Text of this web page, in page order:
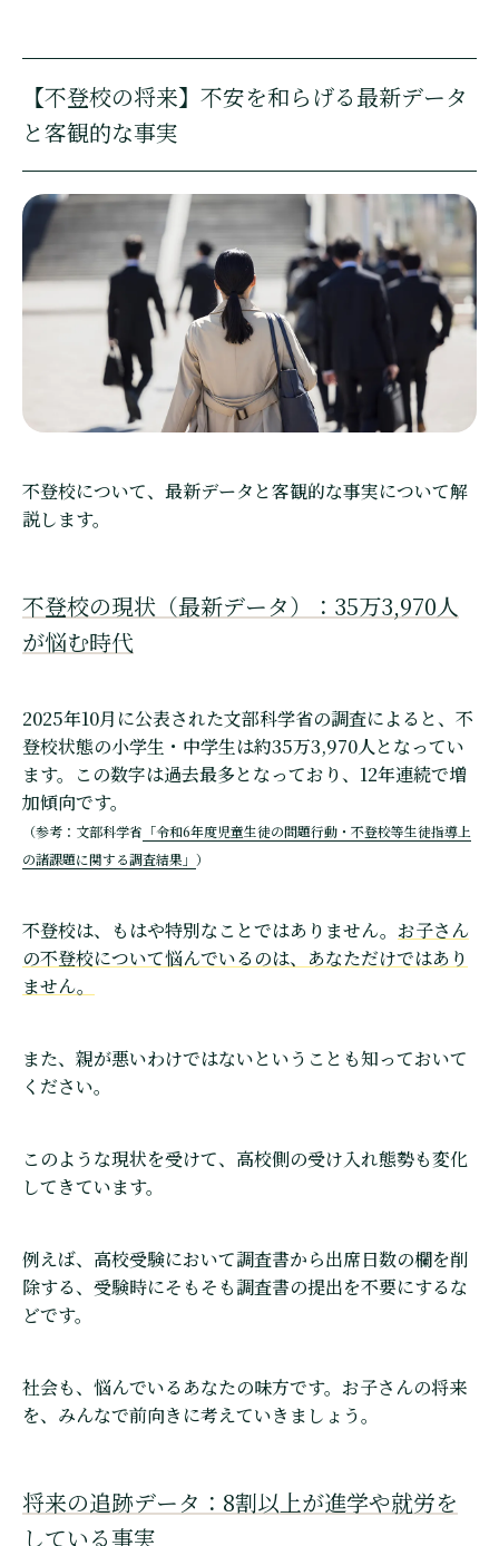
【不登校の将来】不安を和らげる最新データ
と客観的な事実
不登校について、最新データと客観的な事実について解
説します。
不登校の現状（最新データ）：35万3,970人
が悩む時代
2025年10月に公表された文部科学省の調査によると、不
登校状態の小学生・中学生は約35万3,970人となってい
ます。この数字は過去最多となっており、12年連続で増
加傾向です。
（参考：文部科学省 「令和6年度児童生徒の問題行動・不登校等生徒指導上
の諸課題に関する調査結果」 ）
不登校は、もはや特別なことではありません。 お子さん
の不登校について悩んでいるのは、あなただけではあり
ません。
また、親が悪いわけではないということも知っておいて
ください。
このような現状を受けて、高校側の受け入れ態勢も変化
してきています。
例えば、高校受験において調査書から出席日数の欄を削
除する、受験時にそもそも調査書の提出を不要にするな
どです。
社会も、悩んでいるあなたの味方です。お子さんの将来
を、みんなで前向きに考えていきましょう。
将来の追跡データ：8割以上が進学や就労を
している事実